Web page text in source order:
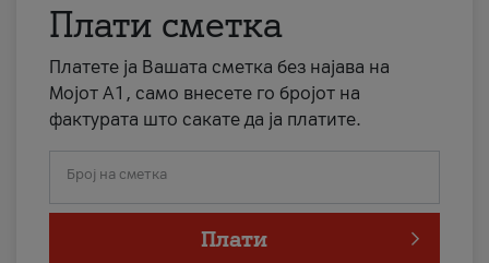
Плати сметка
Платете ја Вашата сметка без најава на
Мојот А1, само внесете го бројот на
фактурата што сакате да ја платите.
Број на сметка
Плати